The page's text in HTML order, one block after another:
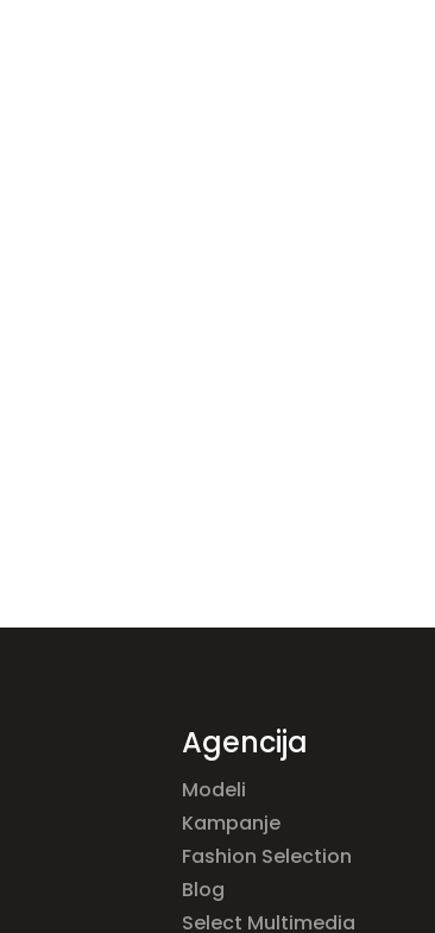
Agencija
Modeli
Kampanje
Fashion Selection
Blog
Select Multimedia